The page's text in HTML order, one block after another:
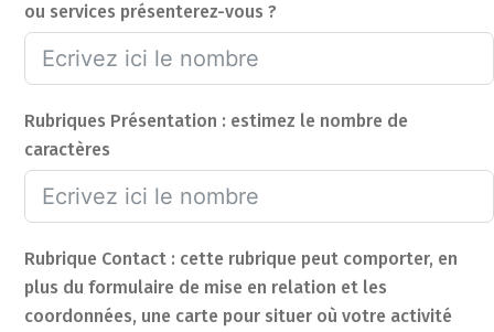
ou services présenterez-vous ?
Rubriques Présentation : estimez le nombre de
caractères
Rubrique Contact : cette rubrique peut comporter, en
plus du formulaire de mise en relation et les
coordonnées, une carte pour situer où votre activité